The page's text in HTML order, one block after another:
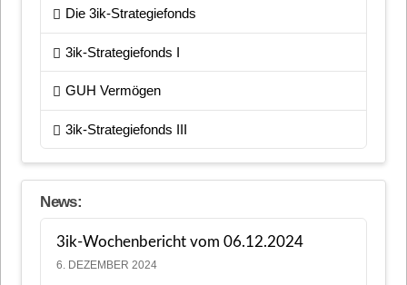
Die 3ik-Strategiefonds
3ik-Strategiefonds I
GUH Vermögen
3ik-Strategiefonds III
News:
3ik-Wochenbericht vom 06.12.2024
6. DEZEMBER 2024